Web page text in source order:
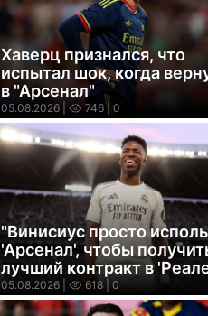
Хаверц признался, что
испытал шок, когда
в "Арсенал"
05.08.2026 | 746 | 0
"Винисиус просто
'Арсенал', чтобы
лучший контракт в
05.08.2026 | 618 | 0